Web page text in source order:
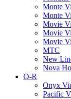
Monte
Monte
Movie
Movie
Movie
MTC
New
Nova
O-R
Onyx
Pacific